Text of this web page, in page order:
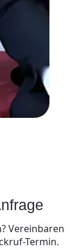
Vereinbaren
Termin.